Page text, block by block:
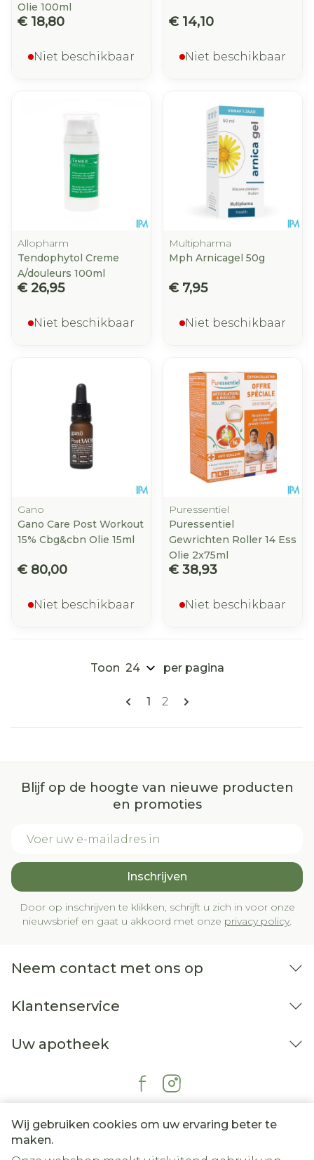
Wij gebruiken cookies om uw ervaring beter te
maken.
Olie 100ml
€ 18,80
Niet beschikbaar
€ 14,10
Niet beschikbaar
Allopharm
Tendophytol Creme
A/douleurs 100ml
€ 26,95
Niet beschikbaar
Multipharma
Mph Arnicagel 50g
€ 7,95
Niet beschikbaar
Gano
Gano Care Post Workout
15% Cbg&cbn Olie 15ml
€ 80,00
Niet beschikbaar
Puressentiel
Puressentiel
Gewrichten Roller 14 Ess
Olie 2x75ml
€ 38,93
Niet beschikbaar
Pagina's
U lees momenteel pagina
1 Pagina
2
Toon per pagina
Blijf op de hoogte van nieuwe producten
en promoties
Inschrijven
Door op inschrijven te klikken, schrijft u zich in voor onze
nieuwsbrief en gaat u akkoord met onze privacy policy.
Neem contact met ons op
Klantenservice
Uw apotheek